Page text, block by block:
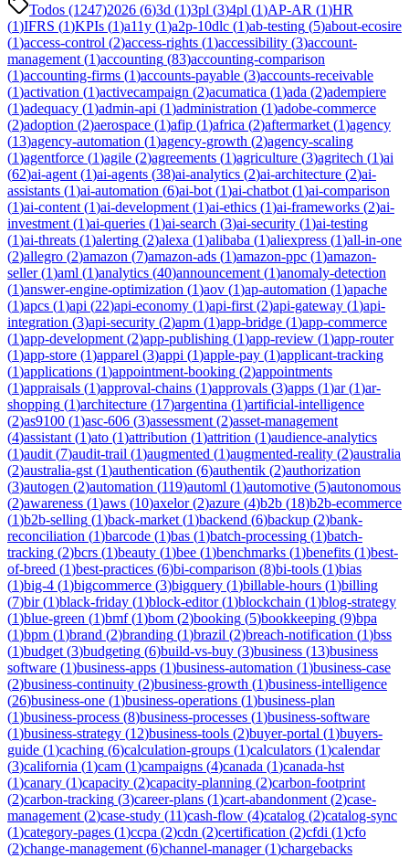
Todos (1247)2026 (6)3d (1)3pl (3)4pl (1)AP-AR (1)HR
(1)IFRS (1)KPIs (1)a11y (1)a2p-10dlc (1)ab-testing (5)about-ecosire
(1)access-control (2)access-rights (1)accessibility (3)account-
management (1)accounting (83)accounting-comparison
(1)accounting-firms (1)accounts-payable (3)accounts-receivable
(1)activation (1)activecampaign (2)acumatica (1)ada (2)adempiere
(1)adequacy (1)admin-api (1)administration (1)adobe-commerce
(2)adoption (2)aerospace (1)afip (1)africa (2)aftermarket (1)agency
(13)agency-automation (1)agency-growth (2)agency-scaling
(1)agentforce (1)agile (2)agreements (1)agriculture (3)agritech (1)ai
(62)ai-agent (1)ai-agents (38)ai-analytics (2)ai-architecture (2)ai-
assistants (1)ai-automation (6)ai-bot (1)ai-chatbot (1)ai-comparison
(1)ai-content (1)ai-development (1)ai-ethics (1)ai-frameworks (2)ai-
investment (1)ai-queries (1)ai-search (3)ai-security (1)ai-testing
(1)ai-threats (1)alerting (2)alexa (1)alibaba (1)aliexpress (1)all-in-one
(2)allegro (2)amazon (7)amazon-ads (1)amazon-ppc (1)amazon-
seller(1)aml (1)analytics (40)announcement (1)anomaly-detection
(1)answer-engine-optimization (1)aov (1)ap-automation (1)apache
(1)apcs (1)api (22)api-economy (1)api-first (2)api-gateway (1)api-
integration (3)api-security (2)apm (1)app-bridge (1)app-commerce
(1)app-development (2)app-publishing (1)app-review (1)app-router
(1)app-store (1)apparel (3)appi (1)apple-pay (1)applicant-tracking
(1)applications (1)appointment-booking (2)appointments
(1)appraisals (1)approval-chains (1)approvals (3)apps (1)ar(1)ar-
shopping (1)architecture (17)argentina (1)artificial-intelligence
(2)as9100 (1)asc-606 (3)assessment (2)asset-management
(4)assistant (1)ato (1)attribution (1)attrition (1)audience-analytics
(1)audit (7)audit-trail (1)augmented (1)augmented-reality (2)australia
(2)australia-gst (1)authentication (6)authentik (2)authorization
(3)autogen (2)automation (119)automl (1)automotive (5)autonomous
(2)awareness (1)aws (10)axelor(2)azure (4)b2b (18)b2b-ecommerce
(1)b2b-selling (1)back-market (1)backend (6)backup (2)bank-
reconciliation (1)barcode (1)bas (1)batch-processing (1)batch-
tracking (2)bcrs (1)beauty (1)bee (1)benchmarks (1)benefits (1)best-
of-breed (1)best-practices (6)bi-comparison (8)bi-tools (1)bias
(1)big-4 (1)bigcommerce (3)bigquery (1)billable-hours (1)billing
(7)bir(1)black-friday (1)block-editor(1)blockchain (1)blog-strategy
(1)blue-green (1)bmf(1)bom (2)booking (5)bookkeeping (9)bpa
(1)bpm (1)brand (2)branding (1)brazil (2)breach-notification (1)bss
(1)budget (3)budgeting (6)build-vs-buy (3)business (13)business
software (1)business-apps (1)business-automation (1)business-case
(2)business-continuity (2)business-growth (1)business-intelligence
(26)business-one (1)business-operations (1)business-plan
(1)business-process (8)business-processes (1)business-software
(1)business-strategy (12)business-tools (2)buyer-portal (1)buyers-
guide (1)caching (6)calculation-groups (1)calculators (1)calendar
(3)california (1)cam (1)campaigns (4)canada (1)canada-hst
(1)canary (1)capacity (2)capacity-planning (2)carbon-footprint
(2)carbon-tracking (3)career-plans (1)cart-abandonment (2)case-
management (2)case-study (11)cash-flow (4)catalog (2)catalog-sync
(1)category-pages (1)ccpa (2)cdn (2)certification (2)cfdi (1)cfo
(2)change-management (6)channel-manager(1)chargebacks